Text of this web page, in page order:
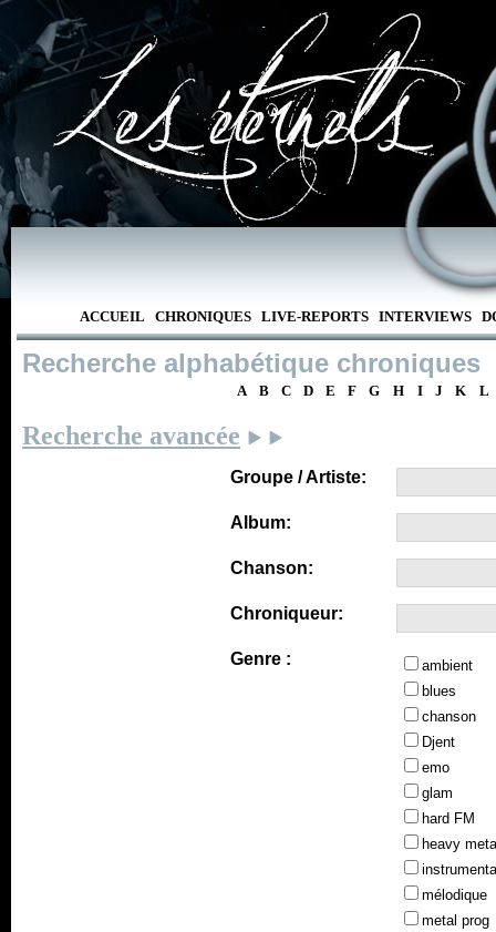
ACCUEIL CHRONIQUES LIVE-REPORTS INTERVIEWS
Recherche alphabétique chroniques
A B C D E F G H I J K L
Recherche avancée
Groupe / Artiste:
Album:
Chanson:
Chroniqueur:
Genre :
ambient
blues
chanson
Djent
emo
glam
hard FM
heavy
mélodique
metal prog